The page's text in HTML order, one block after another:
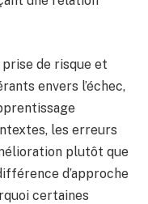
de risque et
envers l’échec,
les erreurs
plutôt que
d’approche
certaines